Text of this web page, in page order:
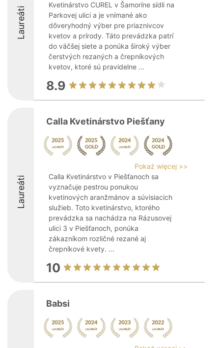
Laureáti
Kvetinárstvo CUREL v Šamoríne sídli na
Parkovej ulici a je vnímané ako
dôveryhodný výber pre priaznivcov
kvetov a prírody. Táto prevádzka patrí
do väčšej siete a ponúka široký výber
čerstvých rezaných a črepníkových
kvetov, ktoré sú pravidelne ...
8.9
Laureáti
Calla Kvetinárstvo Piešťany
Pokaż więcej >>
Calla Kvetinárstvo v Piešťanoch sa
vyznačuje pestrou ponukou
kvetinových aranžmánov a súvisiacich
služieb. Toto kvetinárstvo, ktorého
prevádzka sa nachádza na Rázusovej
ulici 3 v Piešťanoch, ponúka
zákazníkom rozličné rezané aj
črepníkové kvety. ...
10
Babsi